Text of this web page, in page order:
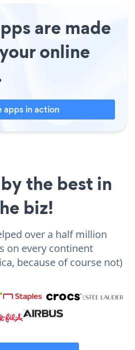
are made
online
apps in action
the best in
biz!
over a half million
on every continent
because of course not)